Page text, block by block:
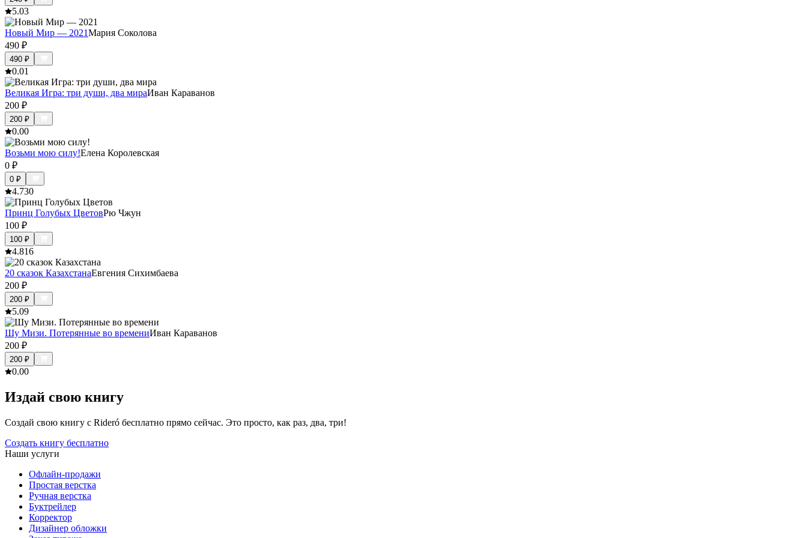
5.03
Новый Мир — 2021Мария Соколова
490 ₽
490 ₽
0.01
Великая Игра: три души, два мираИван Караванов
200 ₽
200 ₽
0.00
Возьми мою силу!Елена Королевская
0 ₽
0 ₽
4.730
Принц Голубых ЦветовРю Чжун
100 ₽
100 ₽
4.816
20 сказок КазахстанаЕвгения Сихимбаева
200 ₽
200 ₽
5.09
Шу Мизи. Потерянные во времениИван Караванов
200 ₽
200 ₽
0.00
Издай свою книгу
Создай свою книгу с Rideró бесплатно прямо сейчас. Это просто, как раз, два, три!
Создать книгу бесплатно
Наши услуги
Офлайн-продажи
Простая верстка
Ручная верстка
Буктрейлер
Корректор
Дизайнер обложки